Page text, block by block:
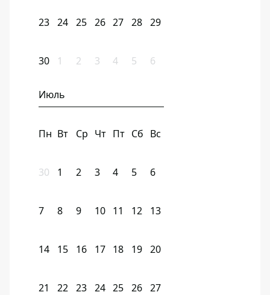
23 24 25 26 27 28 29
30 1 2 3 4 5 6
Июль
Пн Вт Ср Чт Пт Сб Вс
30 1 2 3 4 5 6
7 8 9 10 11 12 13
14 15 16 17 18 19 20
21 22 23 24 25 26 27